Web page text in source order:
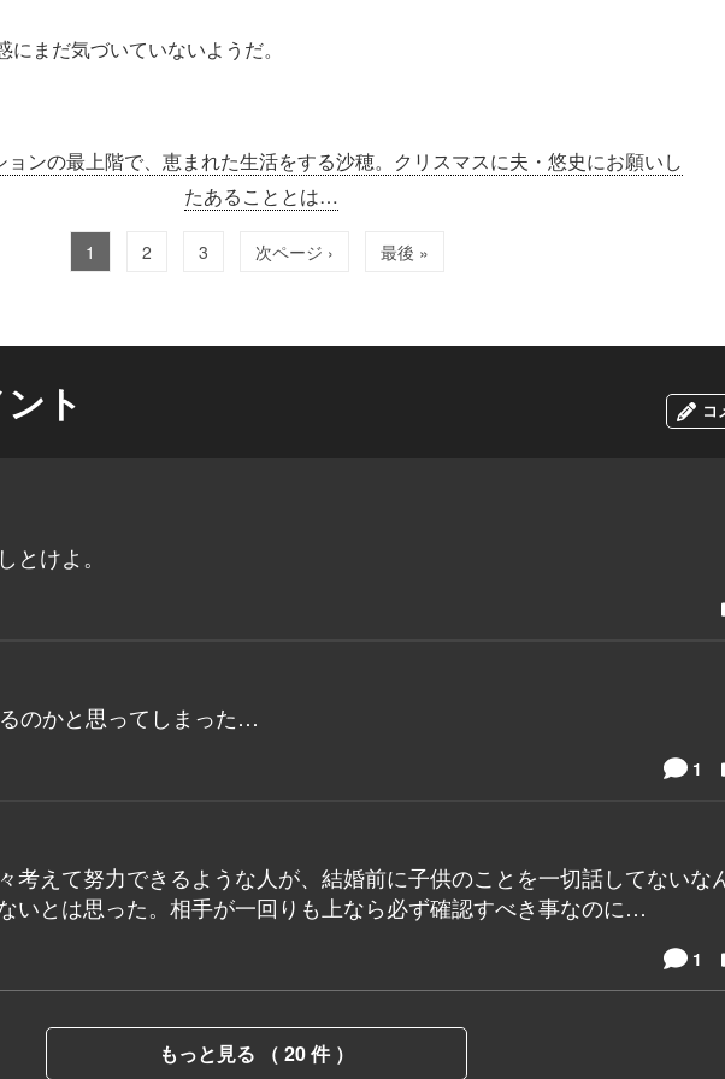
まだ気づいていないようだ。
ョンの最上階で、恵まれた生活をする沙穂。クリスマスに夫・悠史にお願いし
たあることとは…
1 2 3 次ページ › 最後 »
ト コ
けよ。
のかと思ってしまった…
1
考えて努力できるような人が、結婚前に子供のことを一切話してないなん
いとは思った。相手が一回りも上なら必ず確認すべき事なのに…
1
もっと見る （ 20 件 ）